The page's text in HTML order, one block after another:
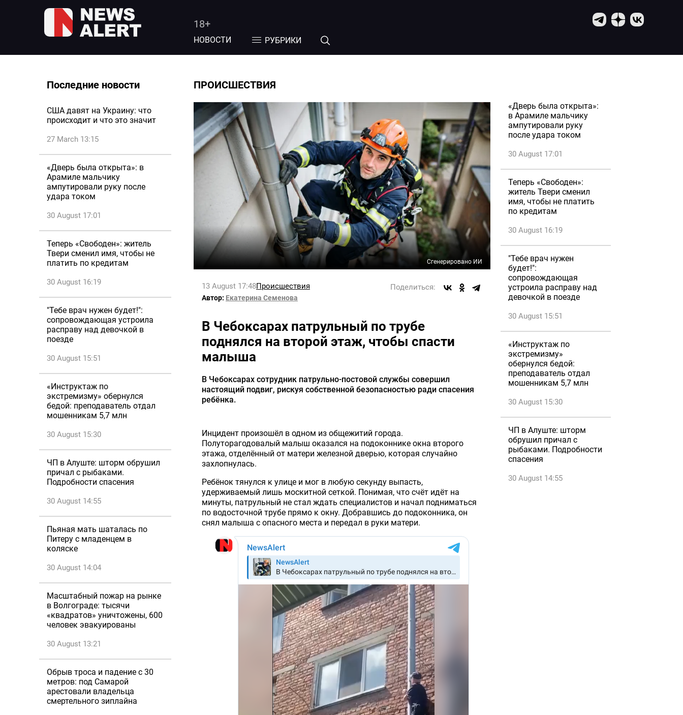
18+
НОВОСТИ РУБРИКИ
Последние новости
США давят на Украину: что
происходит и что это значит
27 March 13:15
«Дверь была открыта»: в
Арамиле мальчику
ампутировали руку после
удара током
30 August 17:01
Теперь «Свободен»: житель
Твери сменил имя, чтобы не
платить по кредитам
30 August 16:19
"Тебе врач нужен будет!":
сопровождающая устроила
расправу над девочкой в
поезде
30 August 15:51
«Инструктаж по
экстремизму» обернулся
бедой: преподаватель отдал
мошенникам 5,7 млн
30 August 15:30
ЧП в Алуште: шторм обрушил
причал с рыбаками.
Подробности спасения
30 August 14:55
Пьяная мать шаталась по
Питеру с младенцем в
коляске
30 August 14:04
Масштабный пожар на рынке
в Волгограде: тысячи
«квадратов» уничтожены, 600
человек эвакуированы
30 August 13:21
Обрыв троса и падение с 30
метров: под Самарой
арестовали владельца
смертельного зиплайна
ПРОИСШЕСТВИЯ
Сгенерировано ИИ
13 August 17:48Происшествия Поделиться:
Автор: Екатерина Семенова
В Чебоксарах патрульный по трубе
поднялся на второй этаж, чтобы спасти
малыша
В Чебоксарах сотрудник патрульно-постовой службы совершил
настоящий подвиг, рискуя собственной безопасностью ради спасения
ребёнка.
Инцидент произошёл в одном из общежитий города.
Полуторагодовалый малыш оказался на подоконнике окна второго
этажа, отделённый от матери железной дверью, которая случайно
захлопнулась.
Ребёнок тянулся к улице и мог в любую секунду выпасть,
удерживаемый лишь москитной сеткой. Понимая, что счёт идёт на
минуты, патрульный не стал ждать специалистов и начал подниматься
по водосточной трубе прямо к окну. Добравшись до подоконника, он
снял малыша с опасного места и передал в руки матери.
«Дверь была открыта»:
в Арамиле мальчику
ампутировали руку
после удара током
30 August 17:01
Теперь «Свободен»:
житель Твери сменил
имя, чтобы не платить
по кредитам
30 August 16:19
"Тебе врач нужен
будет!":
сопровождающая
устроила расправу над
девочкой в поезде
30 August 15:51
«Инструктаж по
экстремизму»
обернулся бедой:
преподаватель отдал
мошенникам 5,7 млн
30 August 15:30
ЧП в Алуште: шторм
обрушил причал с
рыбаками. Подробности
спасения
30 August 14:55